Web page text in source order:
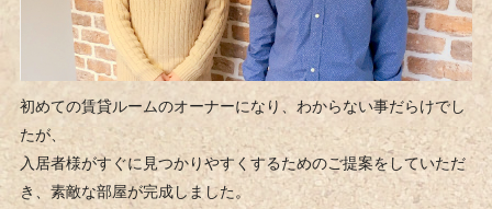
初めての賃貸ルームのオーナーになり、わからない事だらけでし
たが、
入居者様がすぐに見つかりやすくするためのご提案をしていただ
き、素敵な部屋が完成しました。